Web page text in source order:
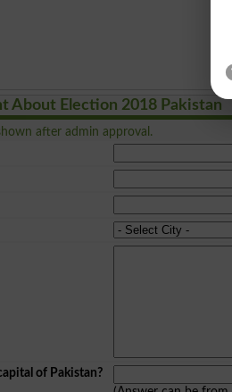
About Election 2018 Pakistan
after admin approval.
of Pakistan?